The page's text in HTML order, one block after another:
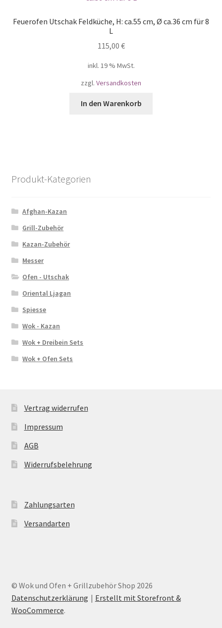
Feuerofen Utschak Feldküche, H: ca.55 cm, Ø ca.36 cm für 8
L
115,00 €
inkl. 19 % MwSt.
zzgl. Versandkosten
In den Warenkorb
Produkt-Kategorien
Afghan-Kazan
Grill-Zubehör
Kazan-Zubehör
Messer
Ofen - Utschak
Oriental Ljagan
Spiesse
Wok - Kazan
Wok + Dreibein Sets
Wok + Ofen Sets
Vertrag widerrufen
Impressum
AGB
Widerrufsbelehrung
Zahlungsarten
Versandarten
© Wok und Ofen + Grillzubehör Shop 2026
Datenschutzerklärung
Erstellt mit Storefront &
WooCommerce.